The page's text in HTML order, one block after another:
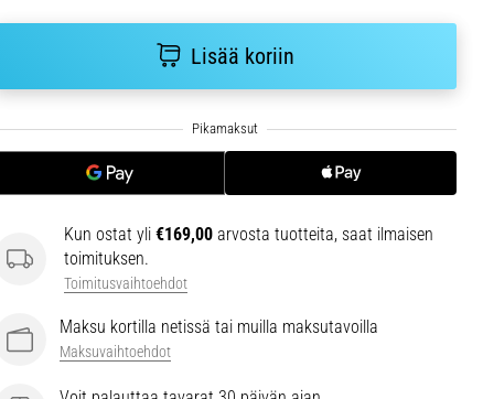
Lisää koriin
Kun ostat yli €169,00 arvosta tuotteita, saat ilmaisen
toimituksen.
Toimitusvaihtoehdot
Maksu kortilla netissä tai muilla maksutavoilla
Maksuvaihtoehdot